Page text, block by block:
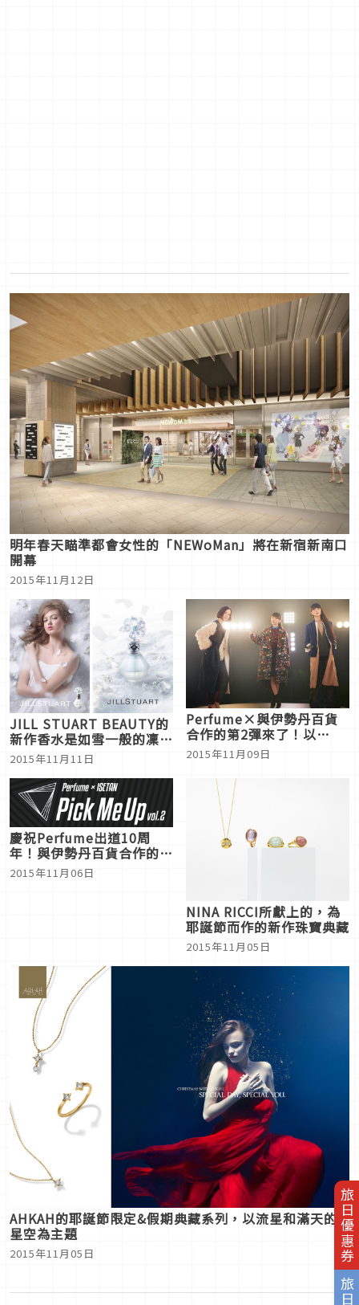
旅日優惠券
明年春天瞄準都會女性的「NEWoMan」將在新宿新南口
開幕
2015年11月12日
JILL STUART BEAUTY的
新作香水是如雪一般的凜然
花朵香氣
2015年11月11日
Perfume×與伊勢丹百貨
合作的第2彈來了！以
JAPAN NEW POWER為主
題從時尚到甜點都給你滿滿
的Perfume
2015年11月09日
慶祝Perfume出道10周
年！與伊勢丹百貨合作的特
別活動第2彈來囉！
2015年11月06日
NINA RICCI所獻上的，為
耶誕節而作的新作珠寶典藏
2015年11月05日
AHKAH的耶誕節限定&假期典藏系列，以流星和滿天的
星空為主題
2015年11月05日